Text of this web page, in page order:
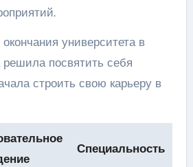
университета в
решила посвятить себя
строить свою карьеру в
Специальность